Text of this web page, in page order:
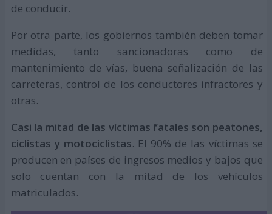
de conducir.
Por otra parte, los gobiernos también deben tomar
medidas, tanto sancionadoras como de
mantenimiento de vías, buena señalización de las
carreteras, control de los conductores infractores y
otras.
Casi la mitad de las víctimas fatales son peatones,
ciclistas y motociclistas. El 90% de las víctimas se
producen en países de ingresos medios y bajos que
solo cuentan con la mitad de los vehículos
matriculados.